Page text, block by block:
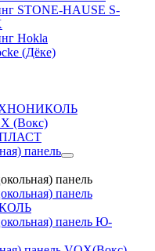
STONE-HAUSE S-
Hokla
(Дёке)
(Вокс)
панель
панель
панель
панель Ю-